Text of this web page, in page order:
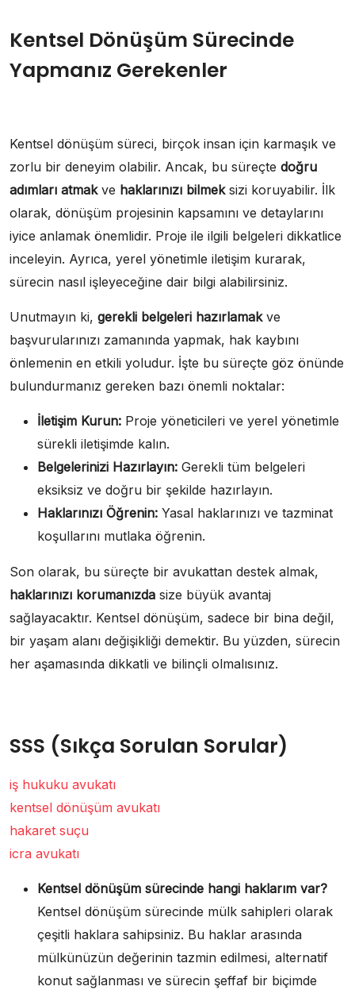
Kentsel Dönüşüm Sürecinde
Yapmanız Gerekenler
Kentsel dönüşüm süreci, birçok insan için karmaşık ve
zorlu bir deneyim olabilir. Ancak, bu süreçte doğru
adımları atmakve haklarınızı bilmeksizi koruyabilir. İlk
olarak, dönüşüm projesinin kapsamını ve detaylarını
iyice anlamak önemlidir. Proje ile ilgili belgeleri dikkatlice
inceleyin. Ayrıca, yerel yönetimle iletişim kurarak,
sürecin nasıl işleyeceğine dair bilgi alabilirsiniz.
Unutmayın ki, gerekli belgeleri hazırlamakve
başvurularınızı zamanında yapmak, hak kaybını
önlemenin en etkili yoludur. İşte bu süreçte göz önünde
bulundurmanız gereken bazı önemli noktalar:
İletişim Kurun: Proje yöneticileri ve yerel yönetimle
sürekli iletişimde kalın.
Belgelerinizi Hazırlayın: Gerekli tüm belgeleri
eksiksiz ve doğru bir şekilde hazırlayın.
Haklarınızı Öğrenin: Yasal haklarınızı ve tazminat
koşullarını mutlaka öğrenin.
Son olarak, bu süreçte bir avukattan destek almak,
haklarınızı korumanızda size büyük avantaj
sağlayacaktır. Kentsel dönüşüm, sadece bir bina değil,
bir yaşam alanı değişikliği demektir. Bu yüzden, sürecin
her aşamasında dikkatli ve bilinçli olmalısınız.
SSS (Sıkça Sorulan Sorular)
iş hukuku avukatı
kentsel dönüşüm avukatı
hakaret suçu
icra avukatı
Kentsel dönüşüm sürecinde hangi haklarım var?
Kentsel dönüşüm sürecinde mülk sahipleri olarak
çeşitli haklara sahipsiniz. Bu haklar arasında
mülkünüzün değerinin tazmin edilmesi, alternatif
konut sağlanması ve sürecin şeffaf bir biçimde